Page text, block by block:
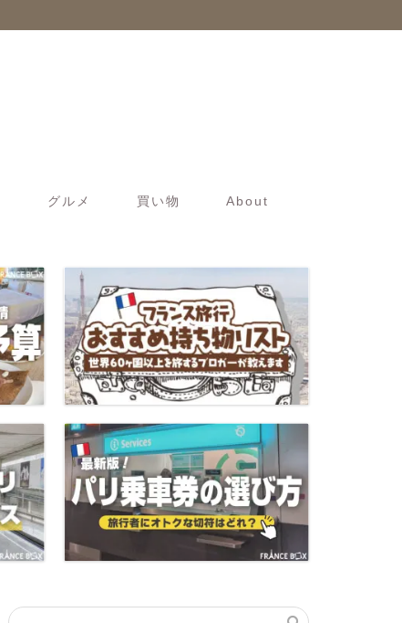
グルメ 買い物 About